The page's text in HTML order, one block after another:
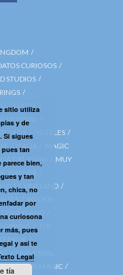
CURIOSOS
STUDIOS
EPCOT
FESTIVAL
HOTELES
MAGIC
ORLANDO
MUY
VINELAND
UNIVERSAL
CON CHEMAGIC
sitio utiliza
y de
Si sigues
tan
parece bien,
y tan
chica, no
por
curiosona
más, pues
y así te
Legal
tía